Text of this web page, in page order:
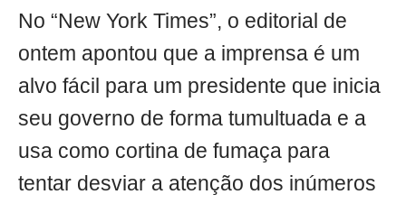
No “New York Times”, o editorial de
ontem apontou que a imprensa é um
alvo fácil para um presidente que inicia
seu governo de forma tumultuada e a
usa como cortina de fumaça para
tentar desviar a atenção dos inúmeros